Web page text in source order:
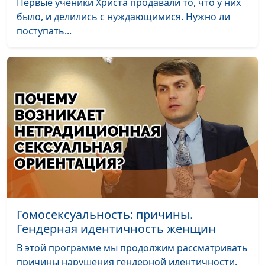
последствия
Василий Половинко,
психолог; Александр
Сахаров,
священнослужитель,
консультант по
семейным
взаимоотношениям
Унисекс. Стирание
внешних границ
между полами
Андрей Юнак,
священнослужитель,
Василий Половинко,
священнослужитель;
психолог; Александр
Сахаров,
священнослужитель,
#50
Первые ученики Христа продавали то, что у них
было, и делились с нуждающимися. Нужно ли
поступать...
Гомосексуальность: причины.
Гендерная идентичность женщин
В этой программе мы продолжим рассматривать
причины нарушения гендерной идентичности.